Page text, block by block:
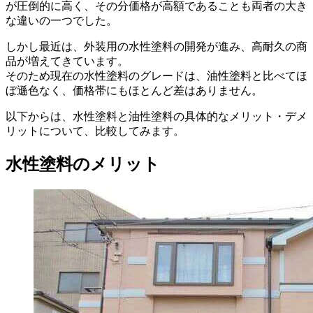
が圧倒的に高く、その分価格が高額であることも両者の大き
な違いの一つでした。
しかし最近は、外装用の水性塗料の開発が進み、高耐久の商
品が増えてきています。
そのため現在の水性塗料のグレードは、油性塗料と比べてほ
ぼ遜色なく、価格帯にもほとんど差はありません。
以下からは、水性塗料と油性塗料の具体的なメリット・デメ
リットについて、比較してみます。
水性塗料のメリット